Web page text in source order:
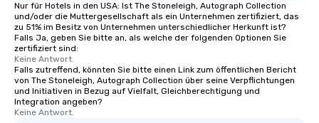
Nur für Hotels in den USA: Ist The Stoneleigh, Autograph Collection
und/oder die Muttergesellschaft als ein Unternehmen zertifiziert, das
zu 51% im Besitz von Unternehmen unterschiedlicher Herkunft ist?
Falls Ja, geben Sie bitte an, als welche der folgenden Optionen Sie
zertifiziert sind:
Keine Antwort.
Falls zutreffend, könnten Sie bitte einen Link zum öffentlichen Bericht
von The Stoneleigh, Autograph Collection über seine Verpflichtungen
und Initiativen in Bezug auf Vielfalt, Gleichberechtigung und
Integration angeben?
Keine Antwort.